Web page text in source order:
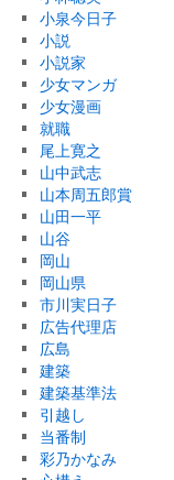
小泉今日子
小説
小説家
少女マンガ
少女漫画
就職
尾上寛之
山中武志
山本周五郎賞
山田一平
山谷
岡山
岡山県
市川実日子
広告代理店
広島
建築
建築基準法
引越し
当番制
彩乃かなみ